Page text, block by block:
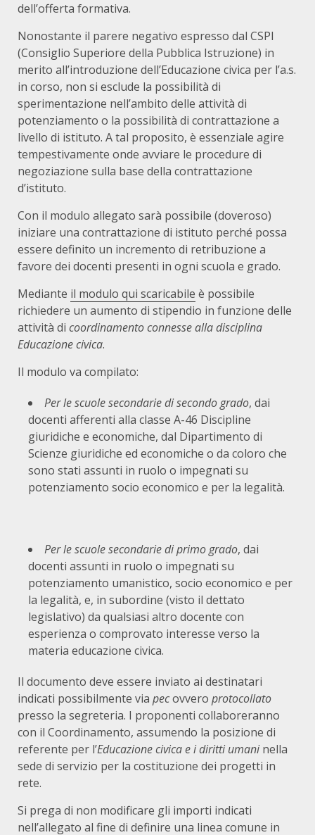
dell’offerta formativa.
Nonostante il parere negativo espresso dal CSPI
(Consiglio Superiore della Pubblica Istruzione) in
merito all’introduzione dell’Educazione civica per l’a.s.
in corso, non si esclude la possibilità di
sperimentazione nell’ambito delle attività di
potenziamento o la possibilità di contrattazione a
livello di istituto. A tal proposito, è essenziale agire
tempestivamente onde avviare le procedure di
negoziazione sulla base della contrattazione
d’istituto.
Con il modulo allegato sarà possibile (doveroso)
iniziare una contrattazione di istituto perché possa
essere definito un incremento di retribuzione a
favore dei docenti presenti in ogni scuola e grado.
Mediante il modulo qui scaricabile è possibile
richiedere un aumento di stipendio in funzione delle
attività di coordinamento connesse alla disciplina
Educazione civica.
Il modulo va compilato:
Per le scuole secondarie di secondo grado, dai
docenti afferenti alla classe A-46 Discipline
giuridiche e economiche, dal Dipartimento di
Scienze giuridiche ed economiche o da coloro che
sono stati assunti in ruolo o impegnati su
potenziamento socio economico e per la legalità.
Per le scuole secondarie di primo grado, dai
docenti assunti in ruolo o impegnati su
potenziamento umanistico, socio economico e per
la legalità, e, in subordine (visto il dettato
legislativo) da qualsiasi altro docente con
esperienza o comprovato interesse verso la
materia educazione civica.
Il documento deve essere inviato ai destinatari
indicati possibilmente via pecovvero protocollato
presso la segreteria. I proponenti collaboreranno
con il Coordinamento, assumendo la posizione di
referente per l’Educazione civica e i diritti umani nella
sede di servizio per la costituzione dei progetti in
rete.
Si prega di non modificare gli importi indicati
nell’allegato al fine di definire una linea comune in